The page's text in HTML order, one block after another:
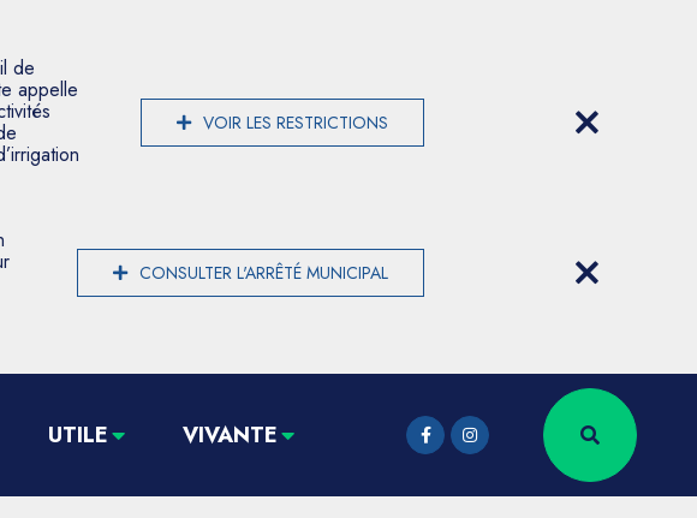
de
appelle
VOIR LES RESTRICTIONS
CONSULTER L'ARRÊTÉ MUNICIPAL
UTILE VIVANTE